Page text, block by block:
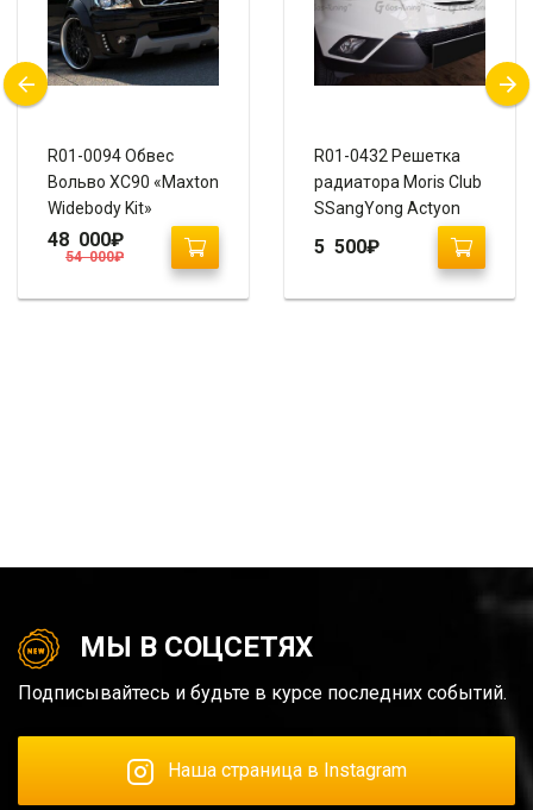
R01-0094 Обвес
Вольво ХС90 «Maxton
Widebody Kit»
54 000₽
48 000₽
R01-0432 Решетка
радиатора Moris Club
SSangYong Actyon
5 500₽
МЫ В СОЦСЕТЯХ
Подписывайтесь и будьте в курсе последних событий.
Наша страница в Instagram